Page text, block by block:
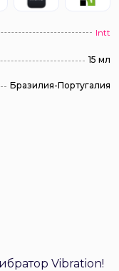
Intt
15 мл
Бразилия-Португалия
Vibration!